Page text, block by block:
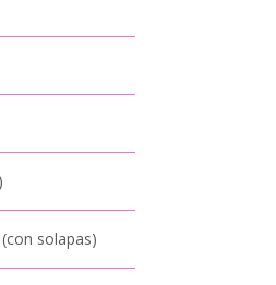
solapas)